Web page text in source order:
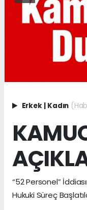
Erkek | Kadın
“52 Personel”
Hukuki Süreç